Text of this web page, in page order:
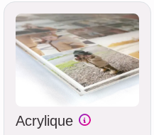
Acrylique